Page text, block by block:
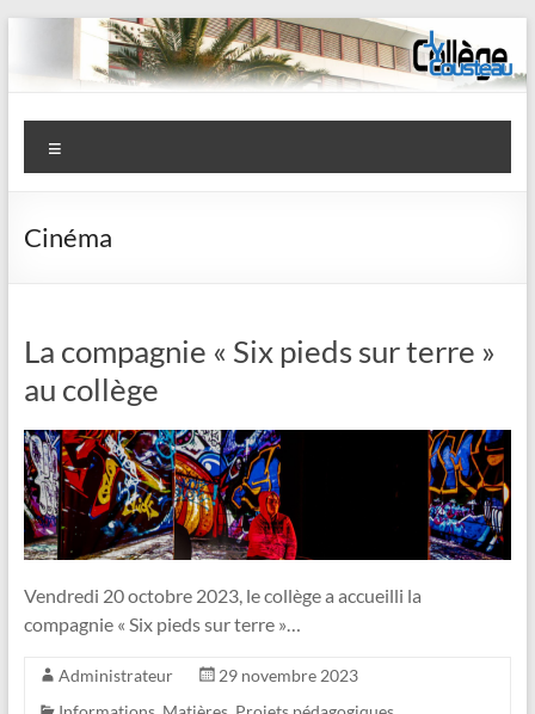
contenu
Collège
J-
Y
La
Garde
Cinéma
La compagnie « Six pieds sur terre »
au collège
Vendredi 20 octobre 2023, le collège a accueilli la
compagnie « Six pieds sur terre »…
Administrateur
29 novembre 2023